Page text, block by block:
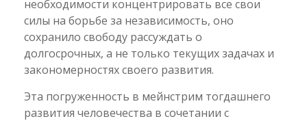
необходимости концентрировать все свои
силы на борьбе за независимость, оно
сохранило свободу рассуждать о
долгосрочных, а не только текущих задачах и
закономерностях своего развития.
Эта погруженность в мейнстрим тогдашнего
развития человечества в сочетании с